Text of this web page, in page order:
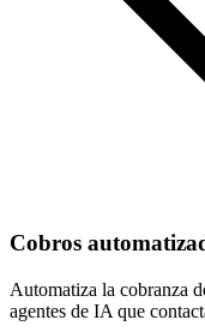
Cobros
Automatiza la cobranza
agentes de IA que